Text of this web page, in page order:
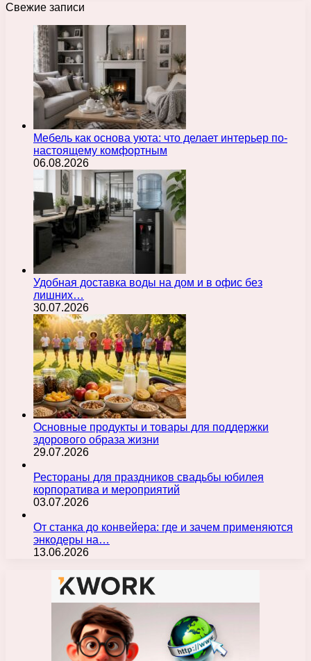
Свежие записи
Мебель как основа уюта: что делает интерьер по-
настоящему комфортным
06.08.2026
Удобная доставка воды на дом и в офис без
лишних…
30.07.2026
Основные продукты и товары для поддержки
здорового образа жизни
29.07.2026
Рестораны для праздников свадьбы юбилея
корпоратива и мероприятий
03.07.2026
От станка до конвейера: где и зачем применяются
энкодеры на…
13.06.2026